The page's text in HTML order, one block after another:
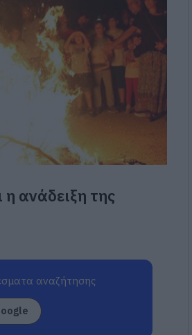
η ανάδειξη της
αναζήτησης